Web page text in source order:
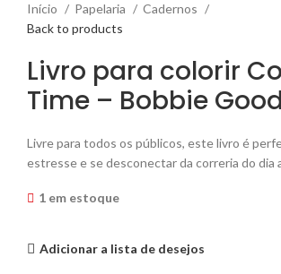
Início Papelaria
Cadernos
Back to products
Livro para colorir
Time – Bobbie
Livre para todos os públicos, este livro é
estresse e se desconectar da correria do dia
1 em estoque
Adicionar a lista de desejos